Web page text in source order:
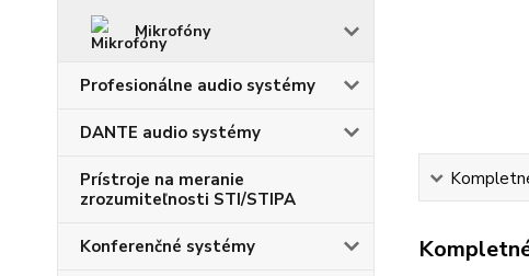
Mikrofóny
Profesionálne audio systémy
DANTE audio systémy
Prístroje na meranie
zrozumiteľnosti STI/STIPA
Konferenčné systémy